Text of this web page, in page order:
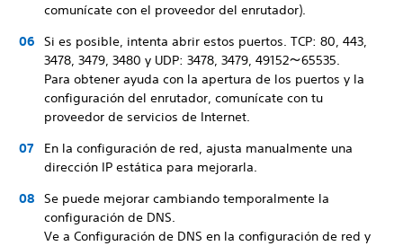
comunícate con el proveedor del enrutador).
Si es posible, intenta abrir estos puertos. TCP: 80, 443,
3478, 3479, 3480 y UDP: 3478, 3479, 49152～65535.
Para obtener ayuda con la apertura de los puertos y la
configuración del enrutador, comunícate con tu
proveedor de servicios de Internet.
En la configuración de red, ajusta manualmente una
dirección IP estática para mejorarla.
Se puede mejorar cambiando temporalmente la
configuración de DNS.
Ve a Configuración de DNS en la configuración de red y